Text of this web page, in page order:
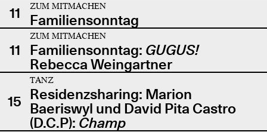
11
ZUM MITMACHEN
Familiensonntag
11
ZUM MITMACHEN
Familiensonntag: GUGUS!
Rebecca Weingartner
15
TANZ
Residenzsharing: Marion
Baeriswyl und David Pita Castro
(D.C.P): Champ